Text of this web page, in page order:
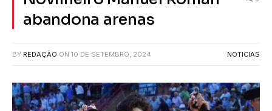
abandona arenas
BY REDAÇÃO ON 10 DE SETEMBRO, 2024 NOTICIAS